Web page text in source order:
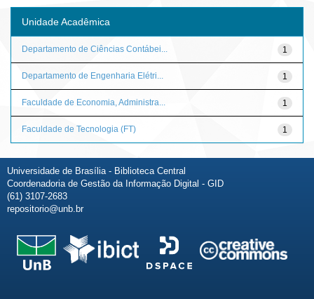
Unidade Acadêmica
1
Departamento de Ciências Contábei...
1
Departamento de Engenharia Elétri...
1
Faculdade de Economia, Administra...
1
Faculdade de Tecnologia (FT)
Universidade de Brasília - Biblioteca Central
Coordenadoria de Gestão da Informação Digital - GID
(61) 3107-2683
repositorio@unb.br